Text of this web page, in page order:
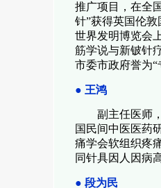
推广项目，在全
针”获得英国伦
世界发明博览会
筋学说与新铍针
市委市政府誉为
● 王鸿
副主任医师
国民间中医医药
痛学会软组织疼
同针具因人因病
● 段为民